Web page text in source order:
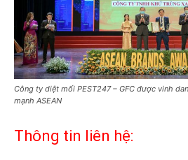
Công ty diệt mối PEST247 – GFC được vinh
mạnh ASEAN
Thông tin liên hệ: